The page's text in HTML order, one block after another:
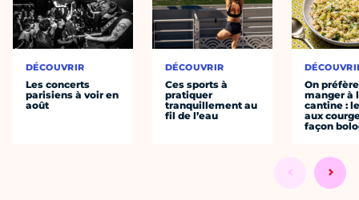
DÉCOUVRIR
Les concerts
parisiens à voir en
août
DÉCOUVRIR
Ces sports à
pratiquer
tranquillement au
fil de l’eau
On préfère
manger à
cantine :
aux
façon